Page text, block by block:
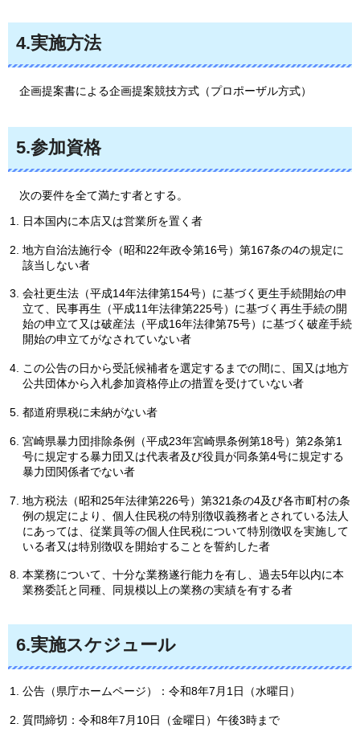
4.実施方法
企画提案書による企画提案競技方式（プロポーザル方式）
5.参加資格
次の要件を全て満たす者とする。
日本国内に本店又は営業所を置く者
地方自治法施行令（昭和22年政令第16号）第167条の4の規定に
該当しない者
会社更生法（平成14年法律第154号）に基づく更生手続開始の申
立て、民事再生（平成11年法律第225号）に基づく再生手続の開
始の申立て又は破産法（平成16年法律第75号）に基づく破産手続
開始の申立てがなされていない者
この公告の日から受託候補者を選定するまでの間に、国又は地方
公共団体から入札参加資格停止の措置を受けていない者
都道府県税に未納がない者
宮崎県暴力団排除条例（平成23年宮崎県条例第18号）第2条第1
号に規定する暴力団又は代表者及び役員が同条第4号に規定する
暴力団関係者でない者
地方税法（昭和25年法律第226号）第321条の4及び各市町村の条
例の規定により、個人住民税の特別徴収義務者とされている法人
にあっては、従業員等の個人住民税について特別徴収を実施して
いる者又は特別徴収を開始することを誓約した者
本業務について、十分な業務遂行能力を有し、過去5年以内に本
業務委託と同種、同規模以上の業務の実績を有する者
6.実施スケジュール
公告（県庁ホームページ）：令和8年7月1日（水曜日）
質問締切：令和8年7月10日（金曜日）午後3時まで